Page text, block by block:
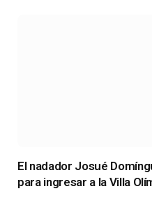
El nadador Josué
para ingresar a la Villa